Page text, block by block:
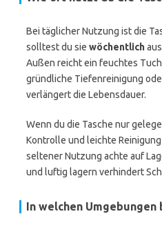
Bei täglicher Nutzung ist die
solltest du sie wöchentlich
Außen reicht ein feuchtes
gründliche Tiefenreinigung
verlängert die Lebensdauer.
Wenn du die Tasche nur
Kontrolle und leichte
seltener Nutzung achte auf
und luftig lagern verhindert
In welchen